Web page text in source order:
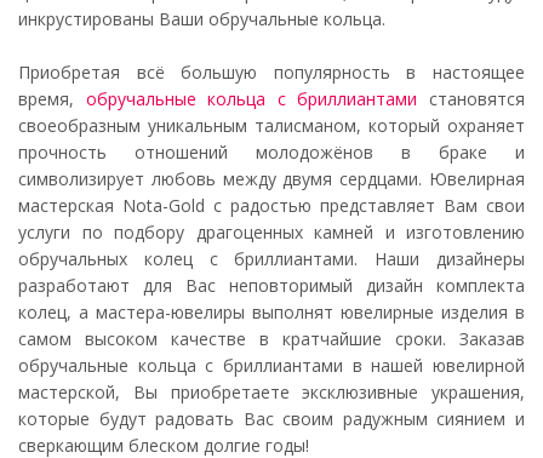
инкрустированы Ваши обручальные кольца.
Приобретая всё большую популярность в настоящее
время, обручальные кольца с бриллиантами становятся
своеобразным уникальным талисманом, который охраняет
прочность отношений молодожёнов в браке и
символизирует любовь между двумя сердцами. Ювелирная
мастерская Nota-Gold с радостью представляет Вам свои
услуги по подбору драгоценных камней и изготовлению
обручальных колец с бриллиантами. Наши дизайнеры
разработают для Вас неповторимый дизайн комплекта
колец, а мастера-ювелиры выполнят ювелирные изделия в
самом высоком качестве в кратчайшие сроки. Заказав
обручальные кольца с бриллиантами в нашей ювелирной
мастерской, Вы приобретаете эксклюзивные украшения,
которые будут радовать Вас своим радужным сиянием и
сверкающим блеском долгие годы!